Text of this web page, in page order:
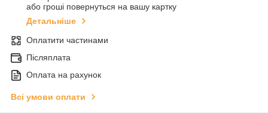
або гроші повернуться на вашу картку
Детальніше
Оплатити частинами
Післяплата
Оплата на рахунок
Всі умови оплати